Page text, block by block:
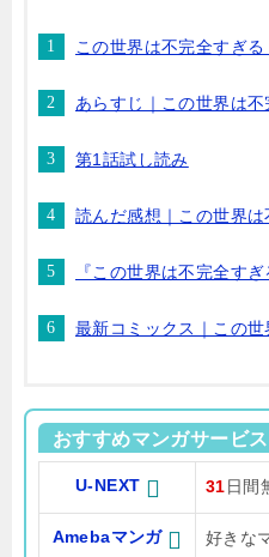
この世界は不完全すぎ
あらすじ｜この世界は不
第1話試し読み
読んだ感想｜この世界は
『この世界は不完全す
最新コミックス｜この
おすすめマンガサービス
U-NEXT 31 日間
Amebaマンガ 好きな